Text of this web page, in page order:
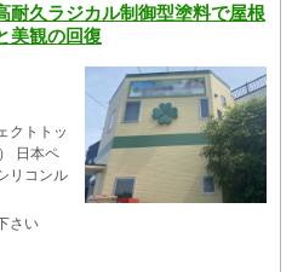
耐久ラジカル制御型塗料で屋根
美観の回復
クトトッ
日本ペ
リコンル
さい